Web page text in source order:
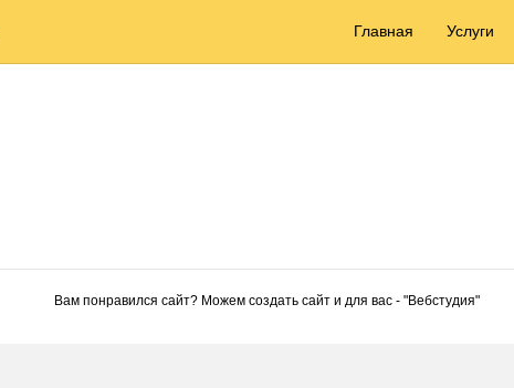
Главная Услуги
Вам понравился сайт? Можем создать сайт и для вас - "Вебстудия"